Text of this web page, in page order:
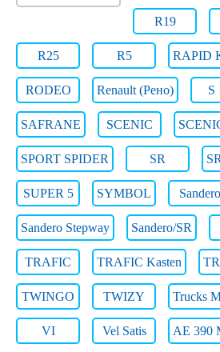
R19
R25 R5 RAPID
RODEO Renault (Рено) S
SAFRANE SCENIC
SPORT SPIDER SR
SUPER 5 SYMBOL Sandero
Sandero Stepway Sandero/SR
TRAFIC TRAFIC Kasten
TWINGO TWIZY Trucks
VI Vel Satis АЕ 390